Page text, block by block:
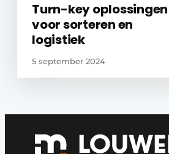
Turn-key oplossingen
voor sorteren en
logistiek
5 september 2024